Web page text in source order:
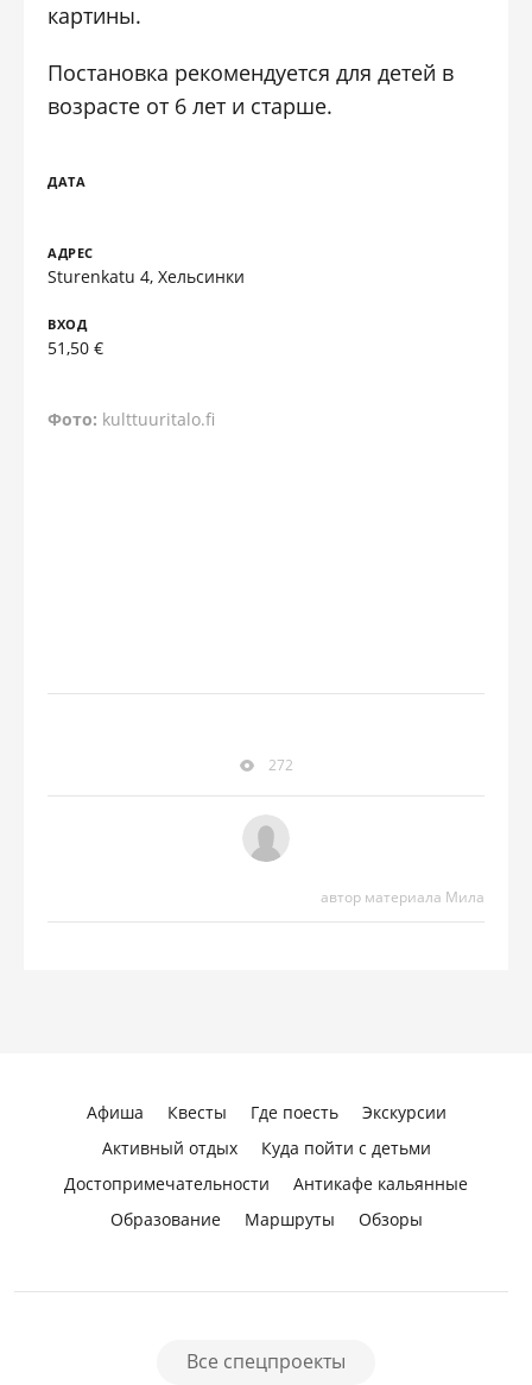
картины.
Постановка рекомендуется для детей в
возрасте от 6 лет и старше.
ДАТА
АДРЕС
Sturenkatu 4, Хельсинки
ВХОД
51,50 €
Фото: kulttuuritalo.fi
272
автор материала Мила
Афиша Квесты Где поесть
Экскурсии
Активный отдых
Куда пойти с детьми
Достопримечательности
Антикафе кальянные
Образование
Маршруты Обзоры
Все спецпроекты